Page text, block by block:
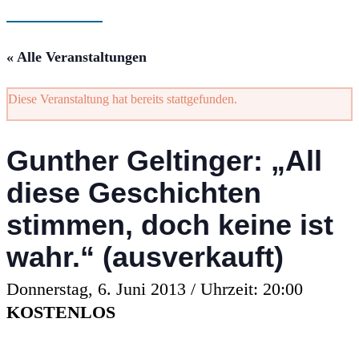
« Alle Veranstaltungen
Diese Veranstaltung hat bereits stattgefunden.
Gunther Geltinger: „All
diese Geschichten
stimmen, doch keine ist
wahr.“ (ausverkauft)
Donnerstag, 6. Juni 2013 / Uhrzeit: 20:00
KOSTENLOS